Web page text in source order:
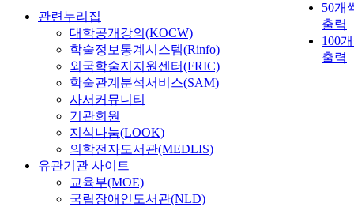
50개
출력
100
출력
관련누리집
대학공개강의(KOCW)
학술정보통계시스템(Rinfo)
외국학술지지원센터(FRIC)
학술관계분석서비스(SAM)
사서커뮤니티
기관회원
지식나눔(LOOK)
의학전자도서관(MEDLIS)
유관기관 사이트
교육부(MOE)
국립장애인도서관(NLD)